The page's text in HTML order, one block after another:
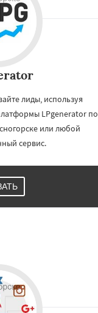
лиды, используя
LPgenerator по
или любой
сервис.